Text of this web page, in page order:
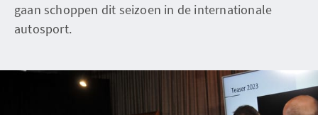
gaan schoppen dit seizoen in de internationale
autosport.